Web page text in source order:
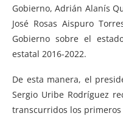
Gobierno, Adrián Alanís
José Rosas Aispuro
Gobierno sobre el
estatal 2016-2022.
De esta manera, el
Sergio Uribe Rodríguez
transcurridos los primeros